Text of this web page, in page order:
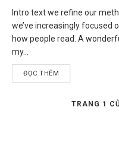
Intro text we refine our
we’ve increasingly focused
how people read. A
my...
ĐỌC THÊM
TRANG 1